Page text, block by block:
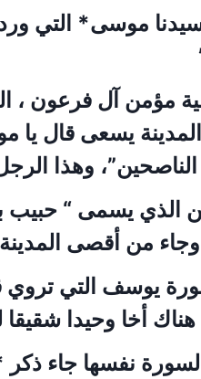
موسى* التي
مؤمن آل فرعون ،
يسعى قال يا
وهذا
الذي يسمى “
من أقصى
يوسف التي تروي
أخا وحيدا
نفسها جاء